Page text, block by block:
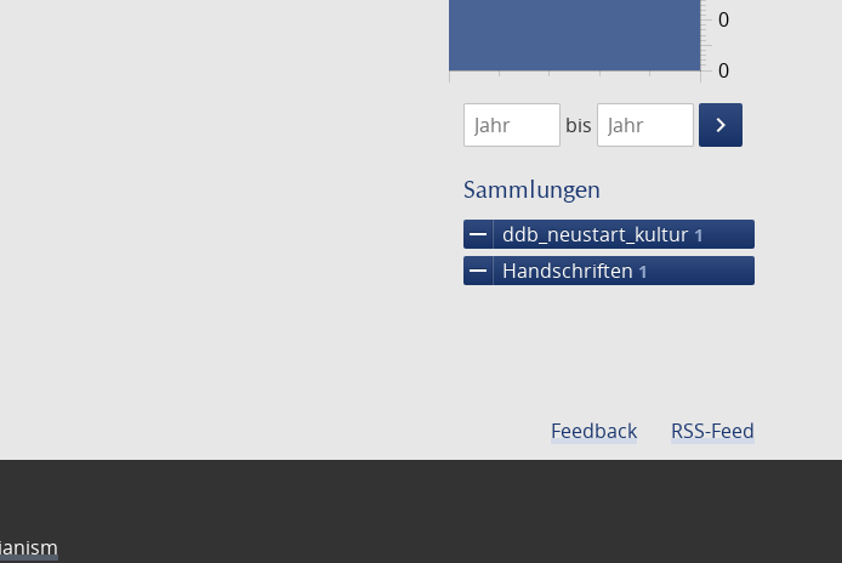
0
0
1474
1475
bis
keyboard_arrow_right
Suche
Sammlungen
remove ddb_neustart_kultur 1
remove Handschriften 1
Feedback RSS-Feed